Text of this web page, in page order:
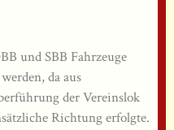
und SBB Fahrzeuge
da aus
der Vereinslok
Richtung erfolgte.